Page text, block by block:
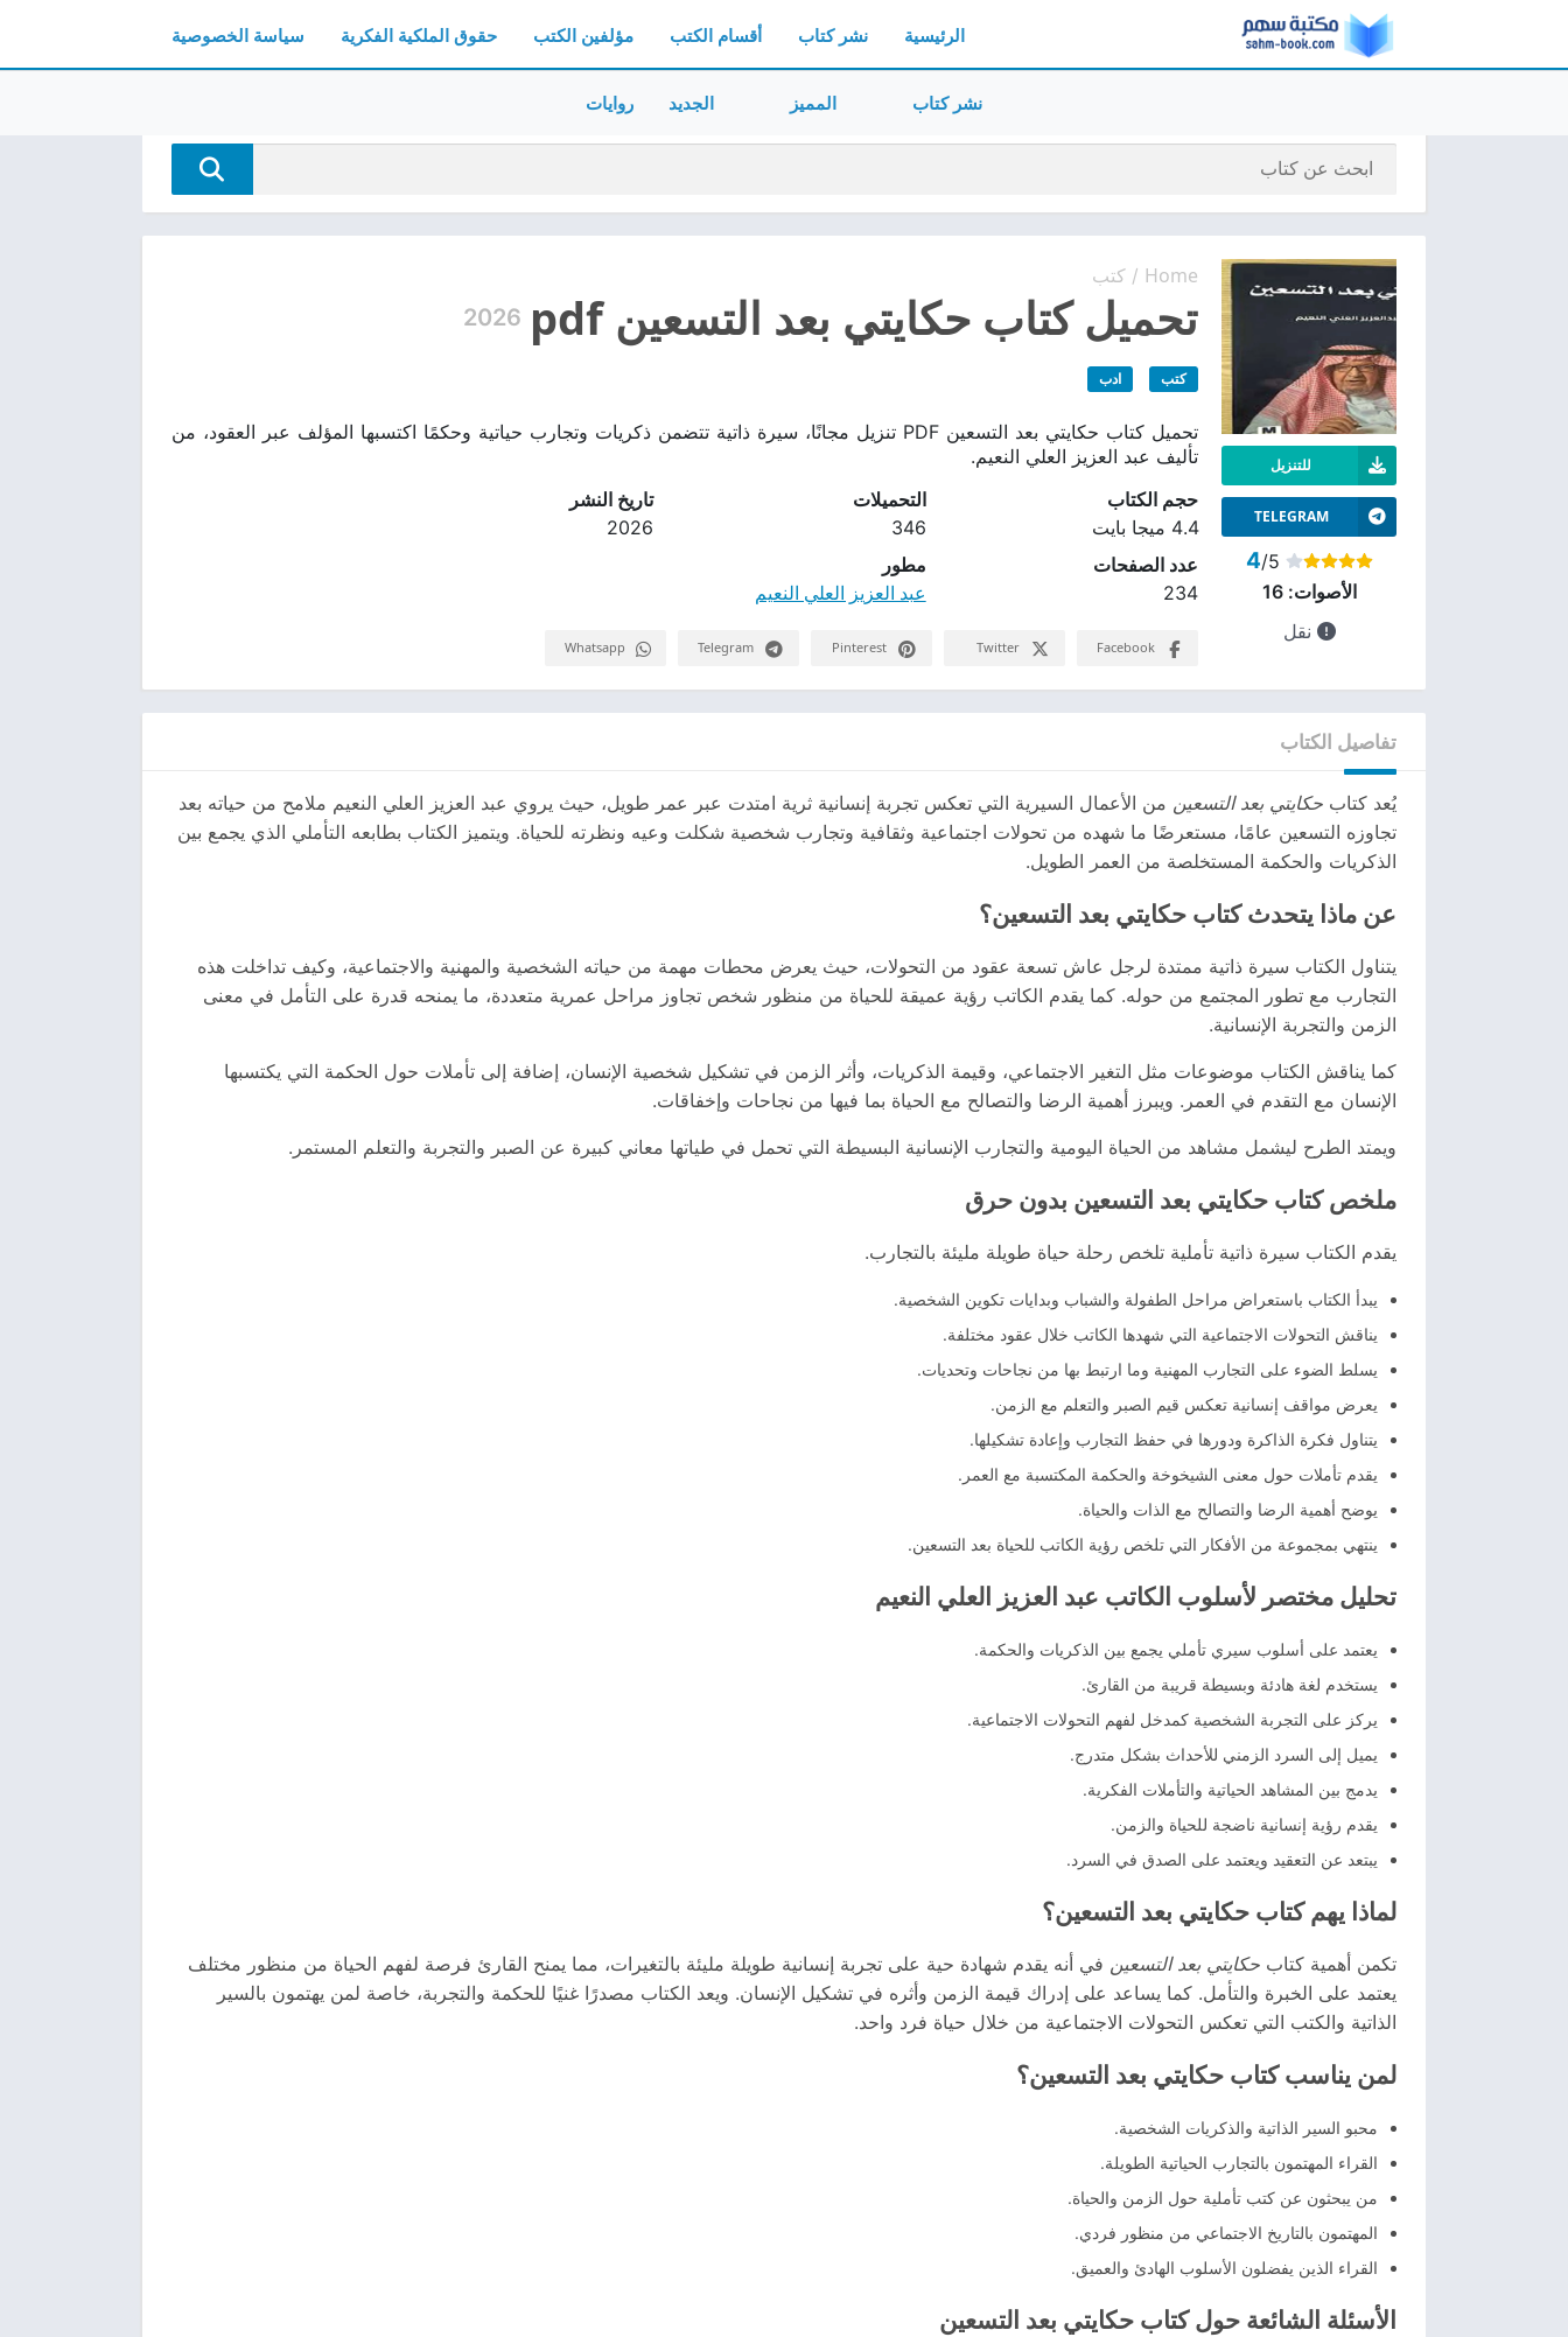
الرئيسية نشر كتاب أقسام الكتب مؤلفين الكتب حقوق الملكية الفكرية سياسة الخصوصية
نشر كتاب المميز الجديد روايات
Home
/ كتب
تحميل كتاب حكايتي بعد التسعين pdf 2026
كتب ادب
تحميل كتاب حكايتي بعد التسعين PDF تنزيل مجانًا، سيرة ذاتية تتضمن ذكريات وتجارب حياتية وحكمًا اكتسبها المؤلف عبر العقود، من
تأليف عبد العزيز العلي النعيم.
للتنزيل
TELEGRAM
4/5
الأصوات:16
نقل
حجم الكتاب
4.4 ميجا بايت
التحميلات
346
تاريخ النشر
2026
عدد الصفحات
234
مطور
عبد العزيز العلي النعيم
Facebook
Twitter
Pinterest
Telegram
Whatsapp
تفاصيل الكتاب
يُعد كتاب حكايتي بعد التسعين من الأعمال السيرية التي تعكس تجربة إنسانية ثرية امتدت عبر عمر طويل، حيث يروي عبد العزيز العلي النعيم ملامح من حياته بعد
تجاوزه التسعين عامًا، مستعرضًا ما شهده من تحولات اجتماعية وثقافية وتجارب شخصية شكلت وعيه ونظرته للحياة. ويتميز الكتاب بطابعه التأملي الذي يجمع بين
الذكريات والحكمة المستخلصة من العمر الطويل.
عن ماذا يتحدث كتاب حكايتي بعد التسعين؟
يتناول الكتاب سيرة ذاتية ممتدة لرجل عاش تسعة عقود من التحولات، حيث يعرض محطات مهمة من حياته الشخصية والمهنية والاجتماعية، وكيف تداخلت هذه
التجارب مع تطور المجتمع من حوله. كما يقدم الكاتب رؤية عميقة للحياة من منظور شخص تجاوز مراحل عمرية متعددة، ما يمنحه قدرة على التأمل في معنى
الزمن والتجربة الإنسانية.
كما يناقش الكتاب موضوعات مثل التغير الاجتماعي، وقيمة الذكريات، وأثر الزمن في تشكيل شخصية الإنسان، إضافة إلى تأملات حول الحكمة التي يكتسبها
الإنسان مع التقدم في العمر. ويبرز أهمية الرضا والتصالح مع الحياة بما فيها من نجاحات وإخفاقات.
ويمتد الطرح ليشمل مشاهد من الحياة اليومية والتجارب الإنسانية البسيطة التي تحمل في طياتها معاني كبيرة عن الصبر والتجربة والتعلم المستمر.
ملخص كتاب حكايتي بعد التسعين بدون حرق
يقدم الكتاب سيرة ذاتية تأملية تلخص رحلة حياة طويلة مليئة بالتجارب.
يبدأ الكتاب باستعراض مراحل الطفولة والشباب وبدايات تكوين الشخصية.
يناقش التحولات الاجتماعية التي شهدها الكاتب خلال عقود مختلفة.
يسلط الضوء على التجارب المهنية وما ارتبط بها من نجاحات وتحديات.
يعرض مواقف إنسانية تعكس قيم الصبر والتعلم مع الزمن.
يتناول فكرة الذاكرة ودورها في حفظ التجارب وإعادة تشكيلها.
يقدم تأملات حول معنى الشيخوخة والحكمة المكتسبة مع العمر.
يوضح أهمية الرضا والتصالح مع الذات والحياة.
ينتهي بمجموعة من الأفكار التي تلخص رؤية الكاتب للحياة بعد التسعين.
تحليل مختصر لأسلوب الكاتب عبد العزيز العلي النعيم
يعتمد على أسلوب سيري تأملي يجمع بين الذكريات والحكمة.
يستخدم لغة هادئة وبسيطة قريبة من القارئ.
يركز على التجربة الشخصية كمدخل لفهم التحولات الاجتماعية.
يميل إلى السرد الزمني للأحداث بشكل متدرج.
يدمج بين المشاهد الحياتية والتأملات الفكرية.
يقدم رؤية إنسانية ناضجة للحياة والزمن.
يبتعد عن التعقيد ويعتمد على الصدق في السرد.
لماذا يهم كتاب حكايتي بعد التسعين؟
تكمن أهمية كتاب حكايتي بعد التسعين في أنه يقدم شهادة حية على تجربة إنسانية طويلة مليئة بالتغيرات، مما يمنح القارئ فرصة لفهم الحياة من منظور مختلف
يعتمد على الخبرة والتأمل. كما يساعد على إدراك قيمة الزمن وأثره في تشكيل الإنسان. ويعد الكتاب مصدرًا غنيًا للحكمة والتجربة، خاصة لمن يهتمون بالسير
الذاتية والكتب التي تعكس التحولات الاجتماعية من خلال حياة فرد واحد.
لمن يناسب كتاب حكايتي بعد التسعين؟
محبو السير الذاتية والذكريات الشخصية.
القراء المهتمون بالتجارب الحياتية الطويلة.
من يبحثون عن كتب تأملية حول الزمن والحياة.
المهتمون بالتاريخ الاجتماعي من منظور فردي.
القراء الذين يفضلون الأسلوب الهادئ والعميق.
الأسئلة الشائعة حول كتاب حكايتي بعد التسعين